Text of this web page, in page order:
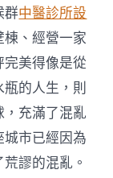
群中醫診所設
、經營一家
完美得像是從
的人生，則
充滿了混亂
市已經因為
謬的混亂。